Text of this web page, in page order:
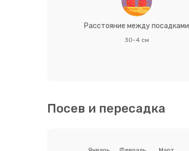
Расстояние между посадками
30-4 см
Посев и пересадка